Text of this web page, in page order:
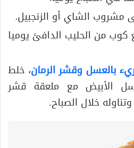
مشروب الشاي أو الزنجبيل.
من الحليب الدافئ يوميا
بالعسل وقشر الرمان، خلط
الأبيض مع ملعقة قشر
خلال الصباح.